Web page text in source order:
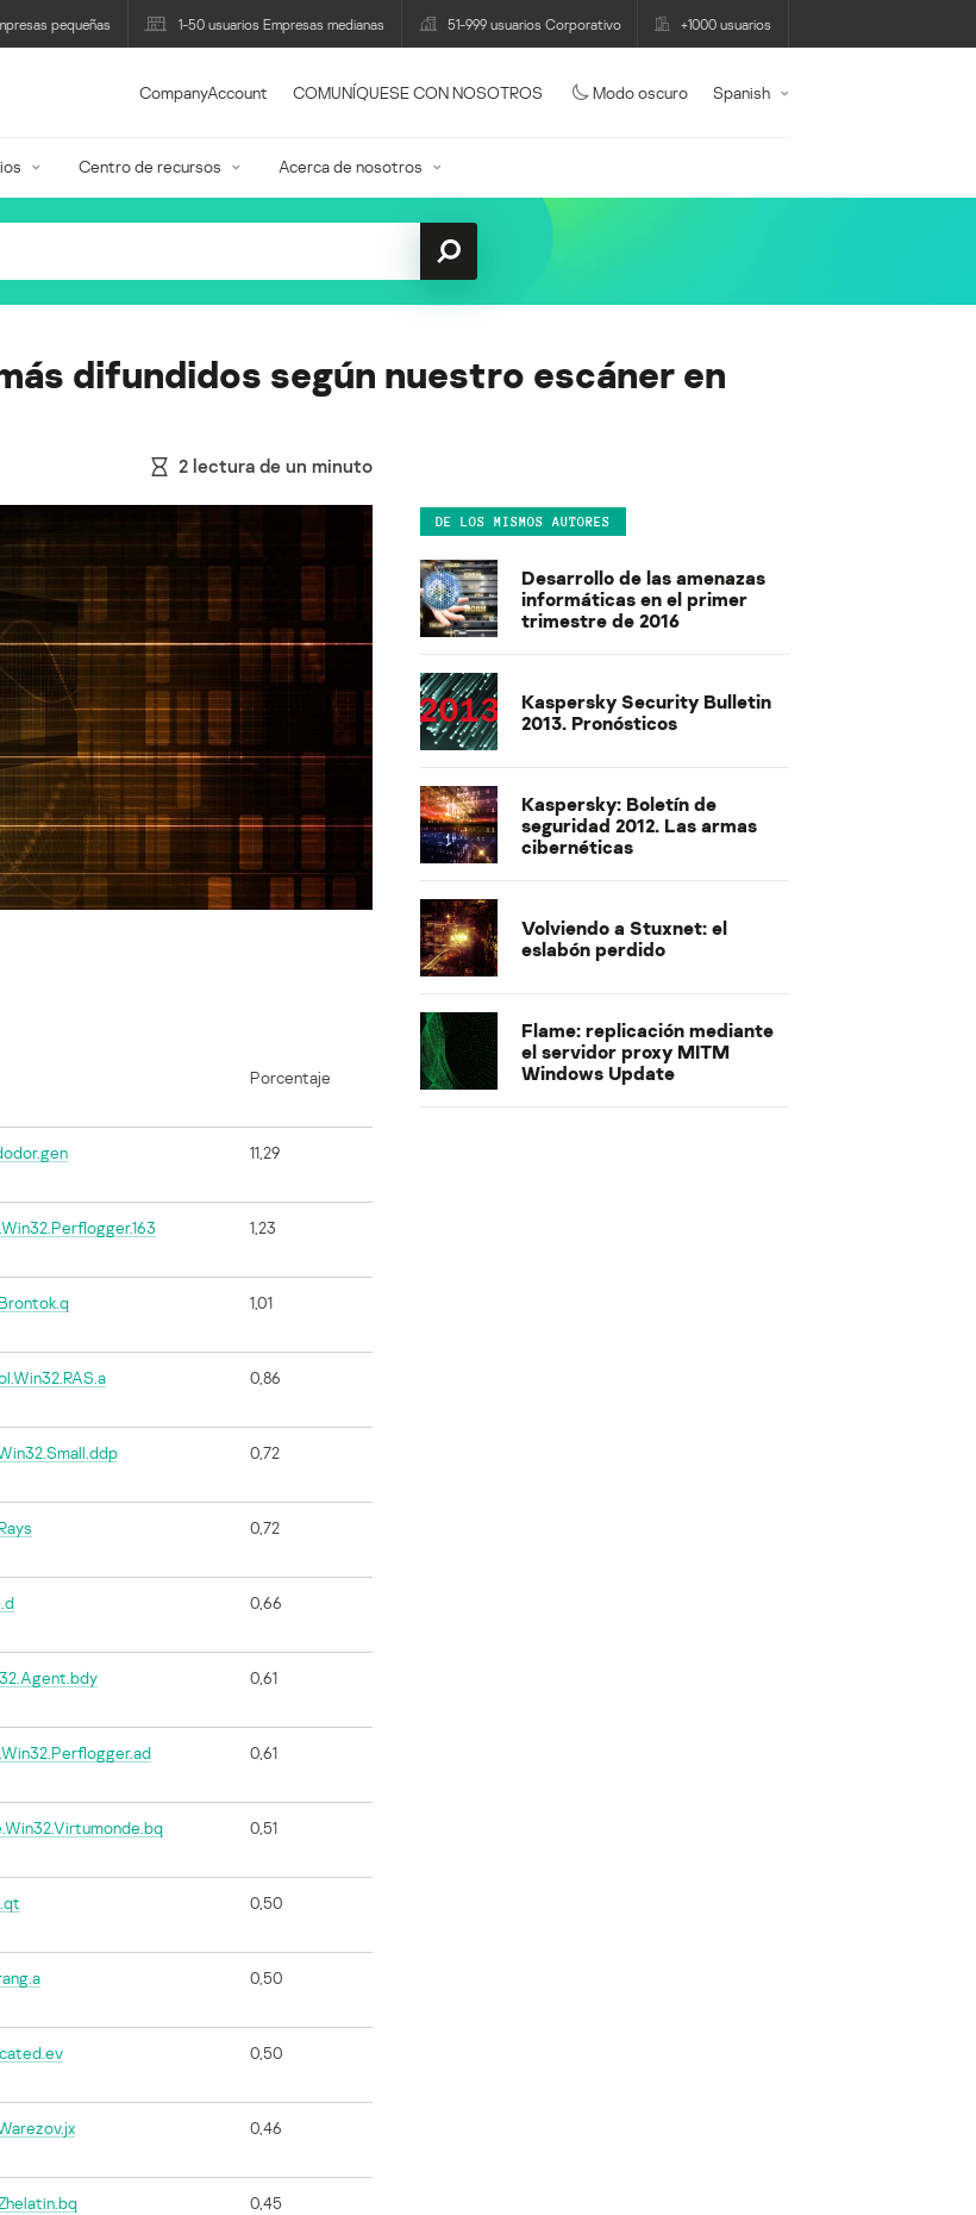
pequeñas 1-50 usuarios Empresas medianas 51-999 usuarios Corporativo +1000 usuarios
CompanyAccount COMUNÍQUESE CON NOSOTROS Modo oscuro Spanish
Centro de recursos Acerca de nosotros
difundidos según nuestro escáner en
2 lectura de un minuto
Porcentaje
11,29
1,23
1,01
0,86
0,72
0,72
0,66
0,61
0,61
0,51
0,50
0,50
0,50
0,46
0,45
DE LOS MISMOS AUTORES
Desarrollo de las amenazas
informáticas en el primer
trimestre de 2016
Kaspersky Security Bulletin
2013. Pronósticos
Kaspersky: Boletín de
seguridad 2012. Las armas
cibernéticas
Volviendo a Stuxnet: el
eslabón perdido
Flame: replicación mediante
el servidor proxy MITM
Windows Update